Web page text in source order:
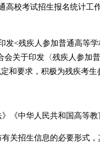
高校考试招生报名统计工
发<残疾人参加普通高等
会关于印发〈残疾人参加
和要求，积极为残疾考
《中华人民共和国高等
关招生信息的必要形式